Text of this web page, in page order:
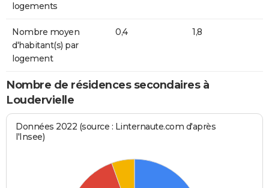
logements
Nombre moyen
d'habitant(s) par
logement
0,4 1,8
Nombre de résidences secondaires à
Loudervielle
Données 2022 (source : Linternaute.com d'après
l'Insee)